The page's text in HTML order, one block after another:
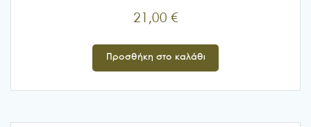
21,00 €
Προσθήκη στο καλάθι